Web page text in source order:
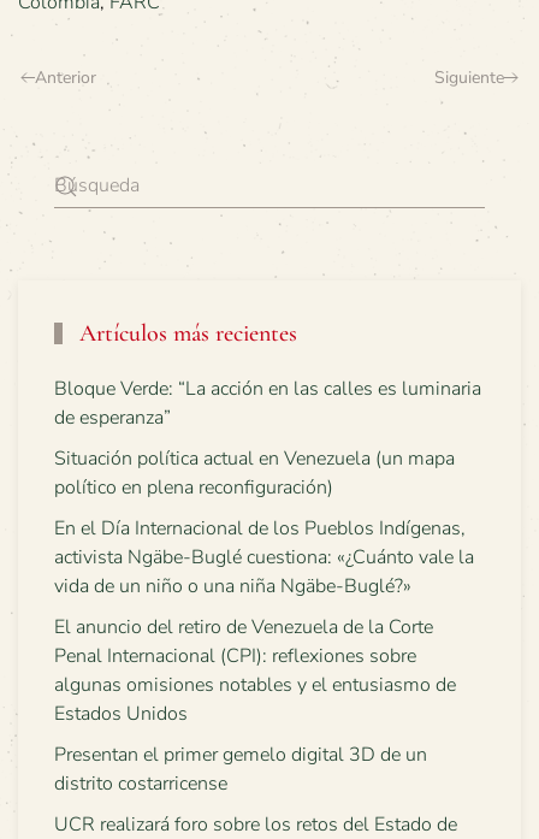
Anterior Siguiente
Artículos más recientes
Bloque Verde: “La acción en las calles es luminaria
de esperanza”
Situación política actual en Venezuela (un mapa
político en plena reconfiguración)
En el Día Internacional de los Pueblos Indígenas,
activista Ngäbe-Buglé cuestiona: «¿Cuánto vale la
vida de un niño o una niña Ngäbe-Buglé?»
El anuncio del retiro de Venezuela de la Corte
Penal Internacional (CPI): reflexiones sobre
algunas omisiones notables y el entusiasmo de
Estados Unidos
Presentan el primer gemelo digital 3D de un
distrito costarricense
UCR realizará foro sobre los retos del Estado de